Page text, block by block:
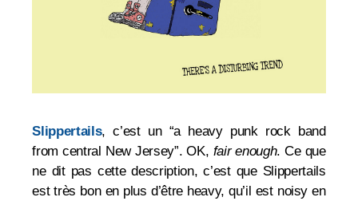
Slippertails, c’est un “a heavy punk rock band
from central New Jersey”. OK, fair enough. Ce que
ne dit pas cette description, c’est que Slippertails
est très bon en plus d’être heavy, qu’il est noisy en